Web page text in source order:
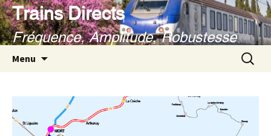
Aller
au
contenu
Trains Directs
Fréquence, Amplitude, Robustesse
Menu